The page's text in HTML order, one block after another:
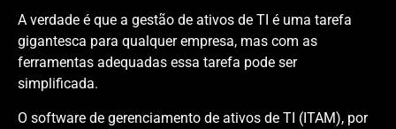
A verdade é que a gestão de ativos de TI é uma tarefa
gigantesca para qualquer empresa, mas com as
ferramentas adequadas essa tarefa pode ser
simplificada.
O software de gerenciamento de ativos de TI (ITAM), por